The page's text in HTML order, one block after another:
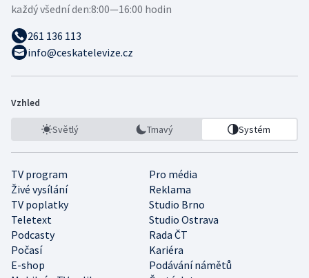
každý všední den:8:00—16:00 hodin
261 136 113
info@ceskatelevize.cz
Vzhled
Světlý Tmavý Systém
TV program
Pro média
Živé vysílání
Reklama
TV poplatky
Studio Brno
Teletext
Studio Ostrava
Podcasty
Rada ČT
Počasí
Kariéra
E-shop
Podávání námětů